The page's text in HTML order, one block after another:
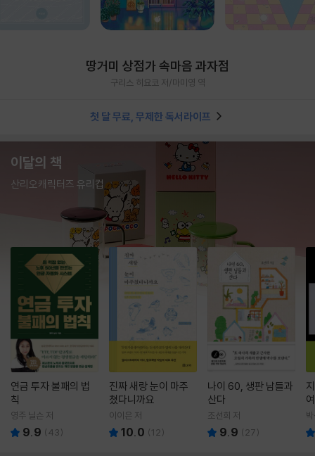
땅거미 상점가 속마음 과자점
구리스 히요코 저/마미영 역
첫 달 무료, 무제한 독서라이프
이달의 책
산리오캐릭터즈 유리컵
연금 투자 불패의 법
칙
영주 닐슨 저
9.9 (43)
진짜 새랑 눈이 마주
쳤다니까요
이이은 저
10.0 (12)
나이 60, 생판 남들과
산다
조선희 저
9.9 ( 27)